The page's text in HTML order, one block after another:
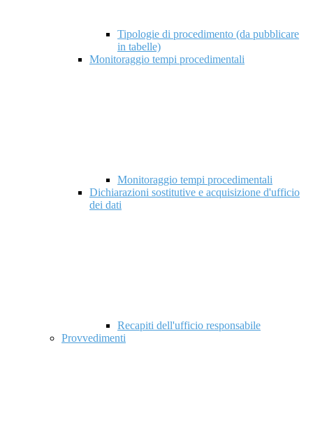
Tipologie di procedimento (da pubblicare
in tabelle)
Monitoraggio tempi procedimentali
Monitoraggio tempi procedimentali
Dichiarazioni sostitutive e acquisizione d'ufficio
dei dati
Recapiti dell'ufficio responsabile
Provvedimenti